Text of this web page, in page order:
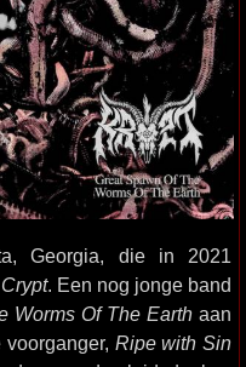
Georgia, die in 2021
. Een nog jonge band
Worms Of The Earth aan
Ripe with Sin